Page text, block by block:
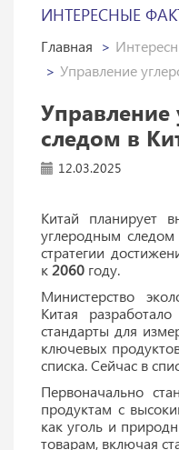
ИНТЕРЕСНЫЕ
Главная
Управление
следом в
12.03.2025
Китай планирует
углеродным
стратегии
к2060 году.
Министерство
Китая
стандарты для
ключевых
списка. Сейчас в
Первоначально
продуктам с
как уголь и
товарам, включая